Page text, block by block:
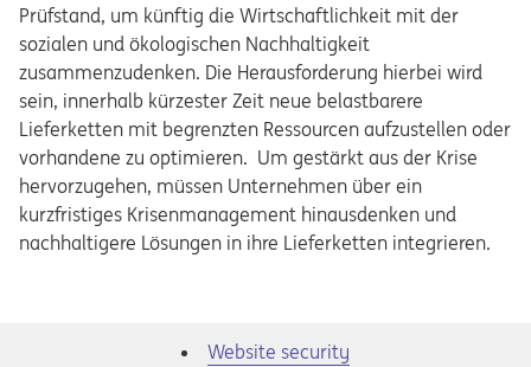
Prüfstand, um künftig die Wirtschaftlichkeit mit der
sozialen und ökologischen Nachhaltigkeit
zusammenzudenken. Die Herausforderung hierbei wird
sein, innerhalb kürzester Zeit neue belastbarere
Lieferketten mit begrenzten Ressourcen aufzustellen oder
vorhandene zu optimieren. Um gestärkt aus der Krise
hervorzugehen, müssen Unternehmen über ein
kurzfristiges Krisenmanagement hinausdenken und
nachhaltigere Lösungen in ihre Lieferketten integrieren.
Website security